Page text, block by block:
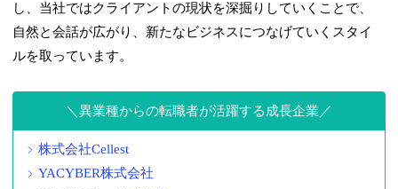
し、当社ではクライアントの現状を深掘りしていくことで、
自然と会話が広がり、新たなビジネスにつなげていくスタイ
ルを取っています。
異業種からの転職者が活躍する成長企業
株式会社Cellest
YACYBER株式会社